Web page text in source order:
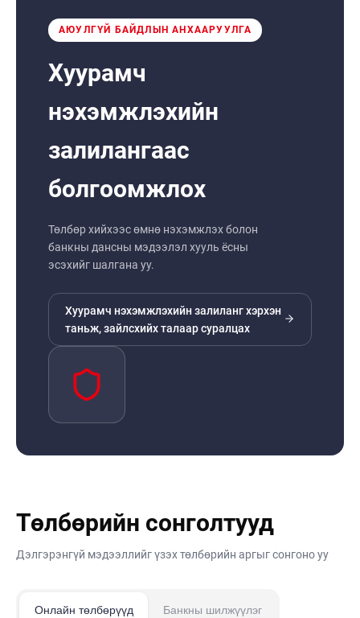
АЮУЛГҮЙ БАЙДЛЫН АНХААРУУЛГА
Хуурамч
нэхэмжлэхийн
залилангаас
болгоомжлох
Төлбөр хийхээс өмнө нэхэмжлэх болон
банкны дансны мэдээлэл хууль ёсны
эсэхийг шалгана уу.
Хуурамч нэхэмжлэхийн залиланг хэрхэн
таньж, зайлсхийх талаар суралцах
Төлбөрийн сонголтууд
Дэлгэрэнгүй мэдээллийг үзэх төлбөрийн аргыг сонгоно уу
Онлайн төлбөрүүд Банкны шилжүүлэг